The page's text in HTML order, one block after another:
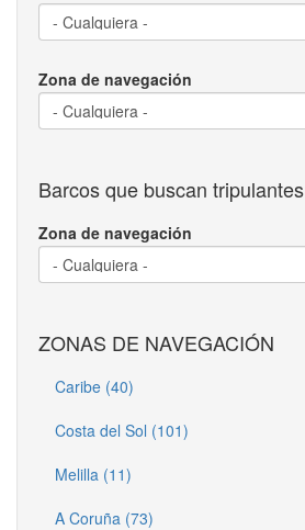
Zona de navegación
Barcos que buscan tripulantes
Zona de navegación
ZONAS DE NAVEGACIÓN
Caribe (40)
Costa del Sol (101)
Melilla (11)
A Coruña (73)